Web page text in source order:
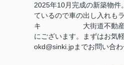
2025年10月完成の新築物件
ているので車の出し入れも
キ 大街道不動産には
にございます。まずはお気
okd@sinki.jpまでお問い合わ